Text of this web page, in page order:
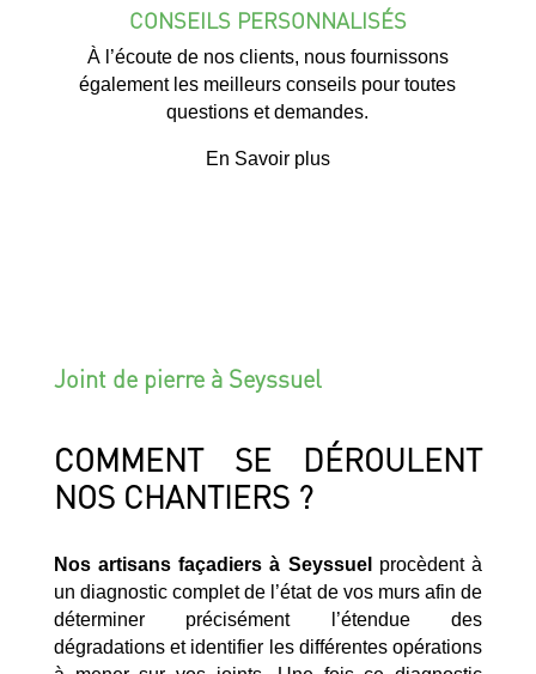
CONSEILS PERSONNALISÉS
À l’écoute de nos clients, nous fournissons
également les meilleurs conseils pour toutes
questions et demandes.
En Savoir plus
Joint de pierre à Seyssuel
COMMENT SE DÉROULENT
NOS CHANTIERS ?
Nos artisans façadiers à Seyssuel
procèdent à
un diagnostic complet de l’état de vos murs afin de
déterminer précisément l’étendue des
dégradations et identifier les différentes opérations